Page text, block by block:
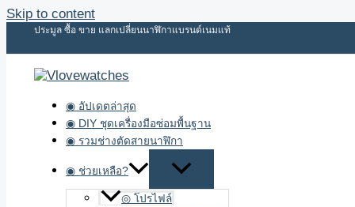
Skip to content
ประมูล ซื้อ ขาย แลกเปลี่ยนนาฬิกาแบรนด์เนมแท้
◉ อัปเดตล่าสุด
◉ DIY ชุดเครื่องมือซ่อมพื้นฐาน
◉ รวมช่างตัดสายนาฬิกา
◉ ช่วยเหลือ?
◎ โปรไฟล์